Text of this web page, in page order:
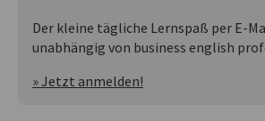
Der kleine tägliche Lernspaß per E-
unabhängig von business english
» Jetzt anmelden!